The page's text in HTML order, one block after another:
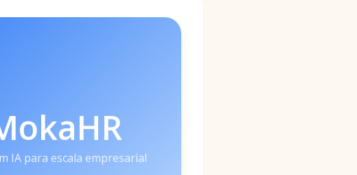
IA para escala empresarial